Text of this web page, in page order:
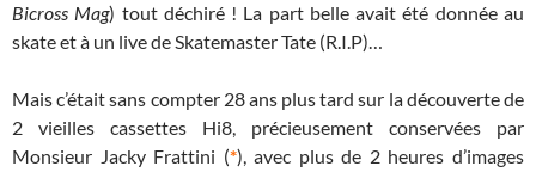
Bicross Mag) tout déchiré ! La part belle avait été donnée au
skate et à un live de Skatemaster Tate (R.I.P)…
Mais c’était sans compter 28 ans plus tard sur la découverte de
2 vieilles cassettes Hi8, précieusement conservées par
Monsieur Jacky Frattini (*), avec plus de 2 heures d’images